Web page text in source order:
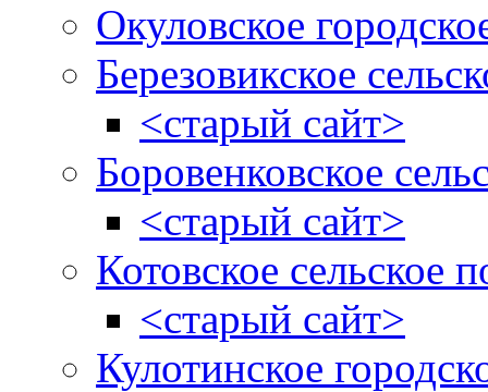
Окуловское
Березовикское
<старый сайт>
Боровенковское
<старый сайт>
Котовское сельское
<старый сайт>
Кулотинское